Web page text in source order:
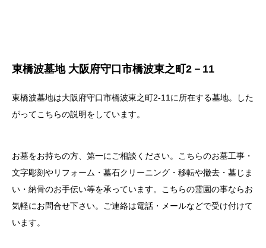
東橋波墓地 大阪府守口市橋波東之町2－11
東橋波墓地は大阪府守口市橋波東之町2-11に所在する墓地。した
がってこちらの説明をしています。
お墓をお持ちの方、第一にご相談ください。こちらのお墓工事・
文字彫刻やリフォーム・墓石クリーニング・移転や撤去・墓じま
い・納骨のお手伝い等を承っています。こちらの霊園の事ならお
気軽にお問合せ下さい。ご連絡は電話・メールなどで受け付けて
います。